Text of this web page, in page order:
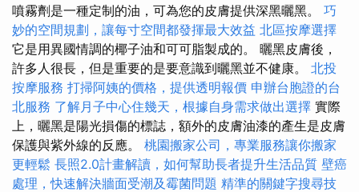
噴霧劑是一種定制的油，可為您的皮膚提供深黑曬黑。 巧
妙的空間規劃，讓每寸空間都發揮最大效益 北區按摩選擇
它是用異國情調的椰子油和可可脂製成的。 曬黑皮膚後，
許多人很長，但是重要的是要意識到曬黑並不健康。 北投
按摩服務 打掃阿姨的價格，提供透明報價 申辦台胞證的台
北服務 了解月子中心住幾天，根據自身需求做出選擇 實際
上，曬黑是陽光損傷的標誌，額外的皮膚油漆的產生是皮膚
保護與紫外線的反應。 桃園搬家公司，專業服務讓你搬家
更輕鬆 長照2.0計畫解讀，如何幫助長者提升生活品質 壁癌
處理，快速解決牆面受潮及霉菌問題 精準的關鍵字搜尋技